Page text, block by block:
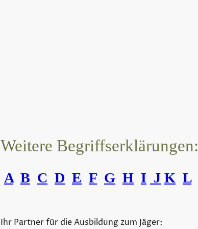
Weitere Begriffserklärungen:
A B C D E F G H I J K L
Ihr Partner für die Ausbildung zum Jäger: